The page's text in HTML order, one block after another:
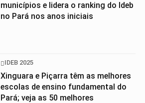
municípios e lidera o ranking do Ideb
no Pará nos anos iniciais
IDEB 2025
Xinguara e Piçarra têm as melhores
escolas de ensino fundamental do
Pará; veja as 50 melhores